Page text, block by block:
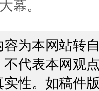
幕。
为本网站转
代表本网观
性。如稿件